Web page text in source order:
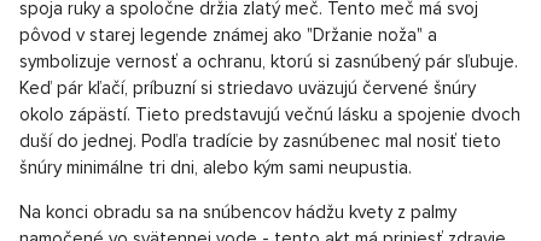
spoja ruky a spoločne držia zlatý meč. Tento meč má svoj
pôvod v starej legende známej ako "Držanie noža" a
symbolizuje vernosť a ochranu, ktorú si zasnúbený pár sľubuje.
Keď pár kľačí, príbuzní si striedavo uväzujú červené šnúry
okolo zápästí. Tieto predstavujú večnú lásku a spojenie dvoch
duší do jednej. Podľa tradície by zasnúbenec mal nosiť tieto
šnúry minimálne tri dni, alebo kým sami neupustia.
Na konci obradu sa na snúbencov hádžu kvety z palmy